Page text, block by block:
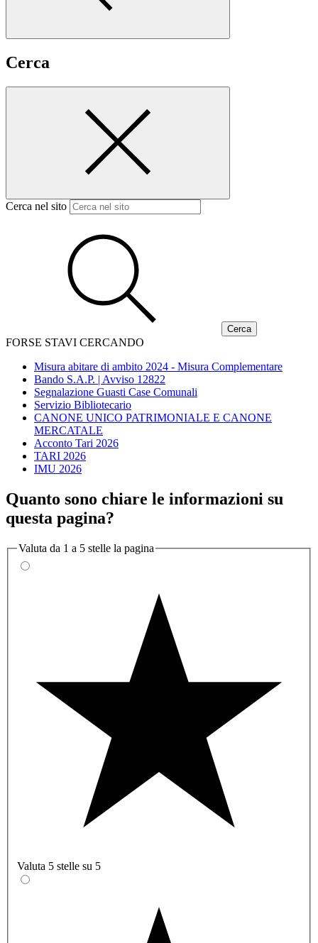
Cerca
Cerca nel sito
FORSE STAVI CERCANDO
Misura abitare di ambito 2024 - Misura Complementare
Bando S.A.P. | Avviso 12822
Segnalazione Guasti Case Comunali
Servizio Bibliotecario
CANONE UNICO PATRIMONIALE E CANONE
MERCATALE
Acconto Tari 2026
TARI 2026
IMU 2026
Quanto sono chiare le informazioni su
questa pagina?
Valuta da 1 a 5 stelle la pagina
Valuta 5 stelle su 5